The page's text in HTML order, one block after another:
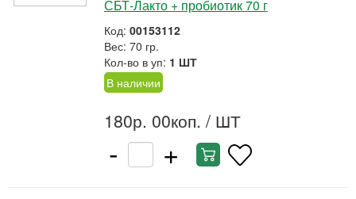
СБТ-Лакто + пробиотик 70 г
Код: 00153112
Вес: 70 гр.
Кол-во в уп: 1 ШТ
В наличии
180р. 00коп. / ШТ
- +